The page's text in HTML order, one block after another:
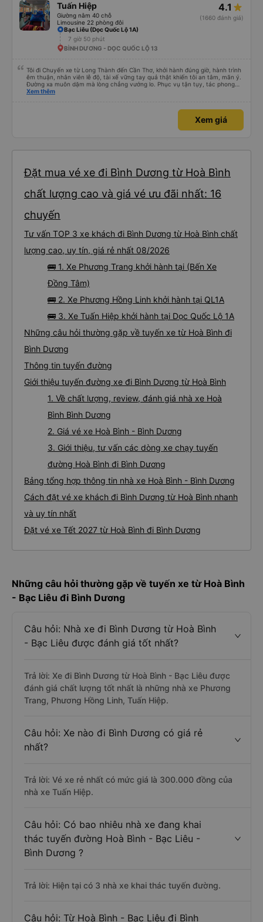
Tuấn Hiệp
Giường nằm 40 chỗ
Limousine 22 phòng đôi
4.1
(1660 đánh giá)
Bạc Liêu (Dọc Quốc Lộ 1A)
7 giờ 50 phút
BÌNH DƯƠNG - DỌC QUỐC LỘ 13
Tôi đi Chuyến xe từ Long Thành đến Cần Thơ, khởi hành đúng giờ, hành trình
êm thuận, nhân viên lễ độ, tài xế vững tay quả thật khiến tôi an tâm, mãn ý.
Đường xa muôn dặm mà lòng chẳng vướng lo. Phục vụ tận tụy, tác phong
nghiêm cẩn, hiếm thấy giữa thời buổi kim tiền vội vã. Xã hội loạn đạo. Xin gửi
Xem thêm
Xem giá
Đặt mua vé xe đi Bình Dương từ Hoà Bình
chất lượng cao và giá vé ưu đãi nhất: 16
chuyến
Tư vấn TOP 3 xe khách đi Bình Dương từ Hoà Bình chất
lượng cao, uy tín, giá rẻ nhất 08/2026
🚌 1. Xe Phương Trang khởi hành tại (Bến Xe
Đồng Tâm)
🚌 2. Xe Phương Hồng Linh khởi hành tại QL1A
🚌 3. Xe Tuấn Hiệp khởi hành tại Dọc Quốc Lộ 1A
Những câu hỏi thường gặp về tuyến xe từ Hoà Bình đi
Bình Dương
Thông tin tuyến đường
Giới thiệu tuyến đường xe đi Bình Dương từ Hoà Bình
1. Về chất lượng, review, đánh giá nhà xe Hoà
Bình Bình Dương
2. Giá vé xe Hoà Bình - Bình Dương
3. Giới thiệu, tư vấn các dòng xe chạy tuyến
đường Hoà Bình đi Bình Dương
Bảng tổng hợp thông tin nhà xe Hoà Bình - Bình Dương
Cách đặt vé xe khách đi Bình Dương từ Hoà Bình nhanh
và uy tín nhất
Đặt vé xe Tết 2027 từ Hoà Bình đi Bình Dương
Những câu hỏi thường gặp về tuyến xe từ Hoà Bình
- Bạc Liêu đi Bình Dương
Câu hỏi: Nhà xe đi Bình Dương từ Hoà Bình
- Bạc Liêu được đánh giá tốt nhất?
Trả lời: Xe đi Bình Dương từ Hoà Bình - Bạc Liêu được
đánh giá chất lượng tốt nhất là những nhà xe Phương
Trang, Phương Hồng Linh, Tuấn Hiệp.
Câu hỏi: Xe nào đi Bình Dương có giá rẻ
nhất?
Trả lời: Vé xe rẻ nhất có mức giá là 300.000 đồng của
nhà xe Tuấn Hiệp.
Câu hỏi: Có bao nhiêu nhà xe đang khai
thác tuyến đường Hoà Bình - Bạc Liêu -
Bình Dương ?
Trả lời: Hiện tại có 3 nhà xe khai thác tuyến đường.
Câu hỏi: Từ Hoà Bình - Bạc Liêu đi Bình